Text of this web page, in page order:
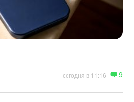
сегодня в 11:16 9